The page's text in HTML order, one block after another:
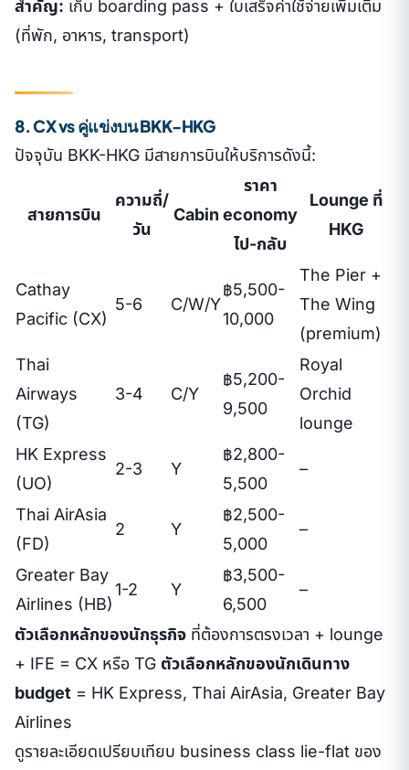
สำคัญ: เก็บ boarding pass + ใบเสร็จค่าใช้จ่ายเพิ่มเติม
(ที่พัก, อาหาร, transport)
8. CX vs คู่แข่งบน BKK-HKG
ปัจจุบัน BKK-HKG มีสายการบินให้บริการดังนี้:
สายการบิน
ความถี่/
วัน
Cabin
ราคา
economy
ไป-กลับ
Lounge ที่
HKG
Cathay
Pacific (CX)
5-6 C/W/Y
฿5,500-
10,000
The Pier +
The Wing
(premium)
Thai
Airways
(TG)
3-4 C/Y
฿5,200-
9,500
Royal
Orchid
lounge
HK Express
(UO)
2-3 Y
฿2,800-
5,500
–
Thai AirAsia
(FD)
2 Y
฿2,500-
5,000
–
Greater Bay
Airlines (HB)
1-2 Y
฿3,500-
6,500
–
ตัวเลือกหลักของนักธุรกิจ ที่ต้องการตรงเวลา + lounge
+ IFE = CX หรือ TG ตัวเลือกหลักของนักเดินทาง
budget = HK Express, Thai AirAsia, Greater Bay
Airlines
ดูรายละเอียดเปรียบเทียบ business class lie-flat ของ